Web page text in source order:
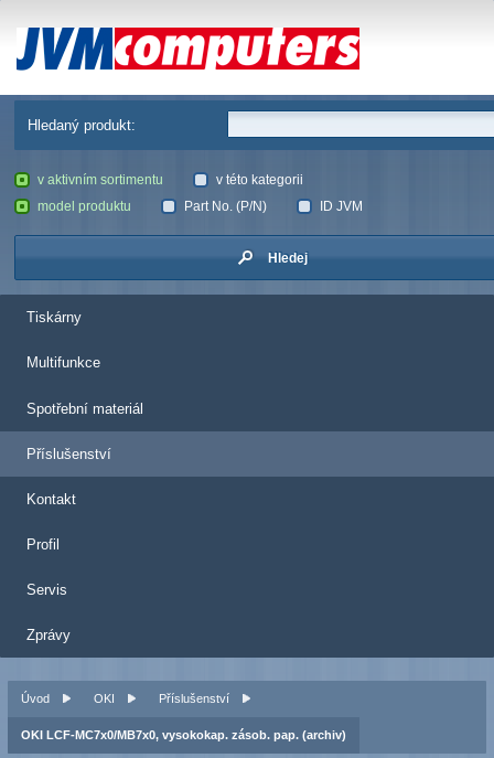
JVM Computers
Hledaný produkt:
v aktivním sortimentu
v této kategorii
model produktu
Part No. (P/N) ID JVM
Hledej
Tiskárny
Multifunkce
Spotřební materiál
Příslušenství
Kontakt
Profil
Servis
Zprávy
Úvod OKI Příslušenství
OKI LCF-MC7x0/MB7x0, vysokokap. zásob. pap. (archiv)